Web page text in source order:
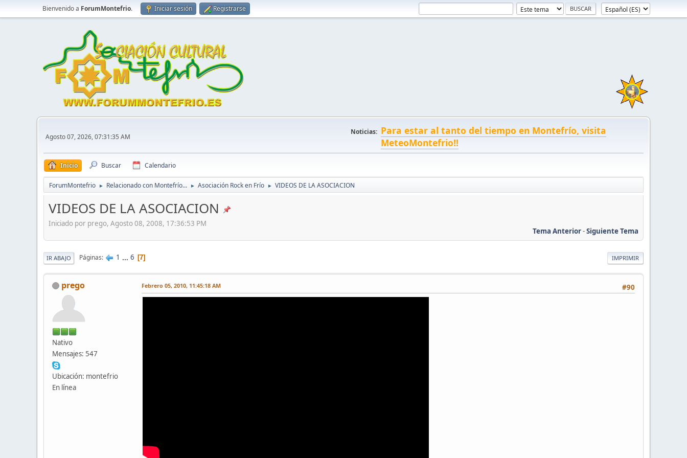
Bienvenido a ForumMontefrio. Iniciar sesión Registrarse
Agosto 07, 2026, 07:31:35 AM
Noticias: Para estar al tanto del tiempo en Montefrío, visita
MeteoMontefrio!!
Inicio Buscar Calendario
ForumMontefrio ► Relacionado con Montefrío... ► Asociación Rock en Frío ► VIDEOS DE LA ASOCIACION
VIDEOS DE LA ASOCIACION
Iniciado por prego, Agosto 08, 2008, 17:36:53 PM
Tema Anterior-Siguiente Tema
IMPRIMIR
IR ABAJO Páginas 1 ... 6 7
prego
Nativo
Mensajes: 547
Ubicación: montefrio
En línea
#90
Febrero 05, 2010, 11:45:18 AM